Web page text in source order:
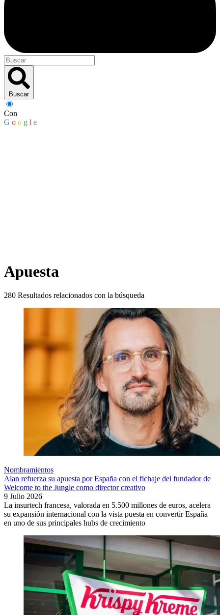
Buscar
Con
G o o g l e
Apuesta
280 Resultados relacionados con la búsqueda
Nombramientos
Alan refuerza su apuesta por España con el fichaje del fundador de
Welcome to the Jungle como director creativo
9 Julio 2026
La insurtech francesa, valorada en 5.500 millones de euros, acelera
su expansión internacional con la vista puesta en convertir España
en uno de sus principales hubs de crecimiento